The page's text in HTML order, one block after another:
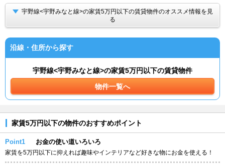
宇野線<宇野みなと線>の家賃5万円以下の賃貸物件のオススメ情報を見
る
沿線・住所から探す
宇野線<宇野みなと線>の家賃5万円以下の賃貸物件
物件一覧へ
家賃5万円以下の物件のおすすめポイント
Point1 お金の使い道いろいろ
家賃を5万円以下に抑えれば趣味やインテリアなど好きな物にお金を使える！